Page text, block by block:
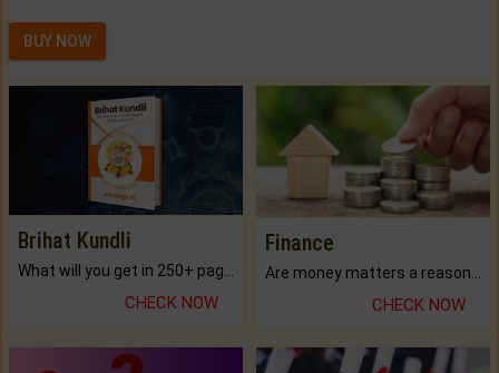
BUY NOW
Brihat Kundli
CHECK NOW
Finance
CHECK NOW